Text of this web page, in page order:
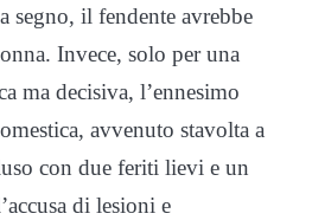
segno, il fendente avrebbe
Invece, solo per una
ma decisiva, l’ennesimo
avvenuto stavolta a
con due feriti lievi e un
di lesioni e